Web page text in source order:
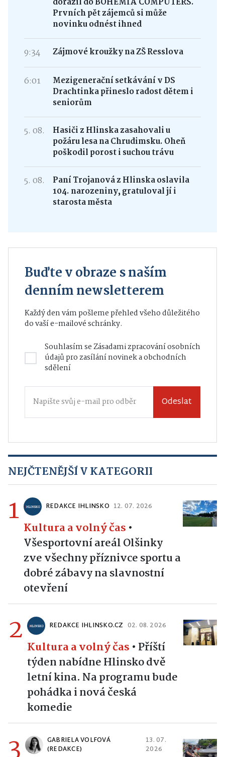
Samsung Galaxy Z Fold8 Ultra
dorazil do BOHEMIA COMPUTERS.
Prvních pět zájemců si může
novinku odnést ihned
9:34 Zájmové kroužky na ZŠ Resslova
Mezigenerační setkávání v DS
Drachtinka přineslo radost dětem i
seniorům
Hasiči z Hlinska zasahovali u
požáru lesa na Chrudimsku. Oheň
poškodil porost i suchou trávu
Paní Trojanová z Hlinska oslavila
denním newsletterem
Každý den vám pošleme přehled všeho důležitého
do vaší e-mailové schránky.
údajůpro zasílání novinek a obchodních
sdělení
NEJČTENĚJŠÍ V KATEGORII
REDAKCE IHLINSKO 12. 07. 2026
Kultura a volný čas•
Všesportovní areál Olšinky
zve všechny příznivce sportu a
dobré zábavy na slavnostní
otevření
REDAKCE IHLINSKO.CZ 02. 08. 2026
Kultura a volný čas•Příští
týden nabídne Hlinsko dvě
letní kina. Na programu bude
pohádka i nová česká
komedie